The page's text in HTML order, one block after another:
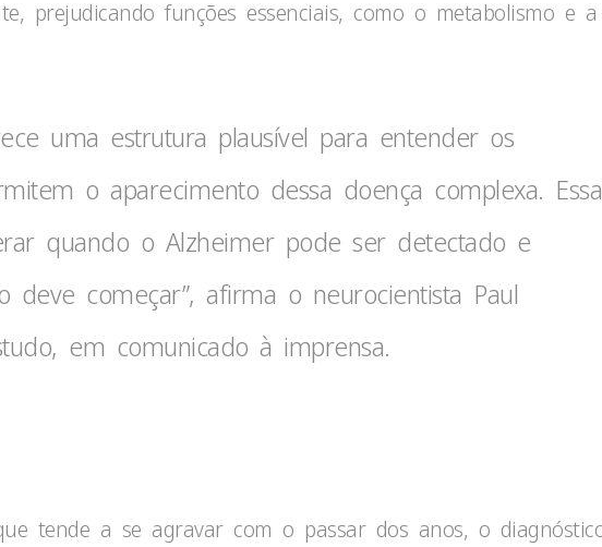
prejudicando funções essenciais, como o metabolismo e a
uma estrutura plausível para entender os
o aparecimento dessa doença complexa. Essa
quando o Alzheimer pode ser detectado e
deve começar”, afirma o neurocientista Paul
em comunicado à imprensa.